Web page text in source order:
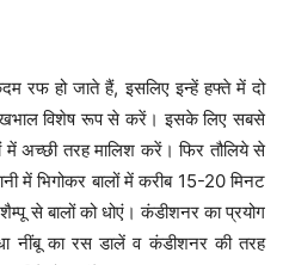
रफ हो जाते हैं, इसलिए इन्हें हफ्ते में दो
विशेष रूप से करें। इसके लिए सबसे
अच्छी तरह मालिश करें। फिर तौलिये से
में भिगोकर बालों में करीब 15-20 मिनट
से बालों को धोएं। कंडीशनर का प्रयोग
नींबू का रस डालें व कंडीशनर की तरह